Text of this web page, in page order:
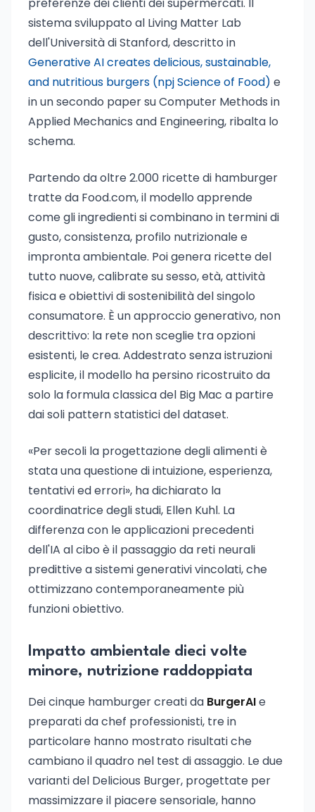
sistema sviluppato al Living Matter Lab
dell'Università di Stanford, descritto in
Generative AI creates delicious, sustainable,
and nutritious burgers (npj Science of Food) e
in un secondo paper su Computer Methods in
Applied Mechanics and Engineering, ribalta lo
schema.
Partendo da oltre 2.000 ricette di hamburger
tratte da Food.com, il modello apprende
come gli ingredienti si combinano in termini di
gusto, consistenza, profilo nutrizionale e
impronta ambientale. Poi genera ricette del
tutto nuove, calibrate su sesso, età, attività
fisica e obiettivi di sostenibilità del singolo
consumatore. È un approccio generativo, non
descrittivo: la rete non sceglie tra opzioni
esistenti, le crea. Addestrato senza istruzioni
esplicite, il modello ha persino ricostruito da
solo la formula classica del Big Mac a partire
dai soli pattern statistici del dataset.
«Per secoli la progettazione degli alimenti è
stata una questione di intuizione, esperienza,
tentativi ed errori», ha dichiarato la
coordinatrice degli studi, Ellen Kuhl. La
differenza con le applicazioni precedenti
dell'IA al cibo è il passaggio da reti neurali
predittive a sistemi generativi vincolati, che
ottimizzano contemporaneamente più
funzioni obiettivo.
Impatto ambientale dieci volte
minore, nutrizione raddoppiata
Dei cinque hamburger creati da BurgerAIe
preparati da chef professionisti, tre in
particolare hanno mostrato risultati che
cambiano il quadro nel test di assaggio. Le due
varianti del Delicious Burger, progettate per
massimizzare il piacere sensoriale, hanno